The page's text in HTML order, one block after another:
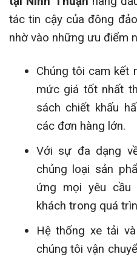
tác tin cậy của đông
nhờ vào những ưu điểm
Chúng tôi cam kết
mức giá tốt nhất
sách chiết khấu
các đơn hàng lớn.
Với sự đa dạng
chủng loại sản
ứng mọi yêu cầu
khách trong quá
Hệ thống xe tải
chúng tôi vận